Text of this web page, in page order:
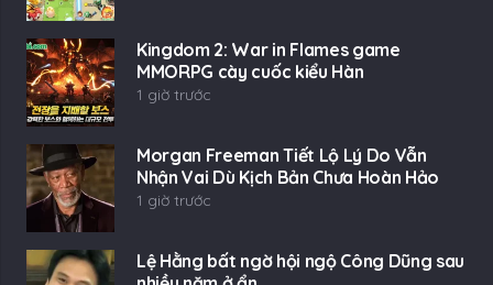
Kingdom 2: War in Flames game
MMORPG cày cuốc kiểu Hàn
1 giờ trước
Morgan Freeman Tiết Lộ Lý Do Vẫn
Nhận Vai Dù Kịch Bản Chưa Hoàn Hảo
1 giờ trước
Lệ Hằng bất ngờ hội ngộ Công Dũng sau